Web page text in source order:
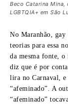
Beco Catarina
LGBTQIA+ em São
No Maranhão, gay
teorias para essa
da mesma fonte,
diz que é por
lira no Carnaval, e
“afeminado”. A
“afeminado”